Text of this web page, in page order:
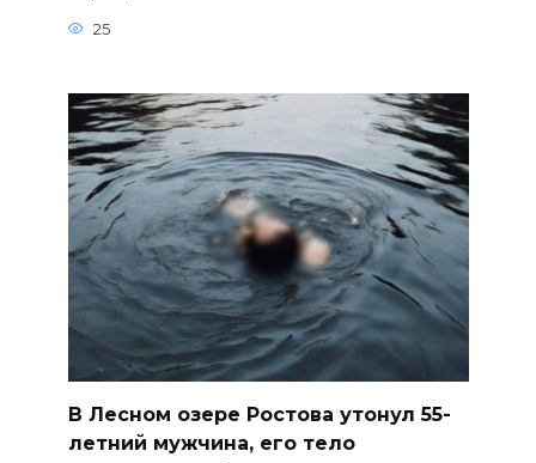
25
В Лесном озере Ростова утонул 55-
летний мужчина, его тело